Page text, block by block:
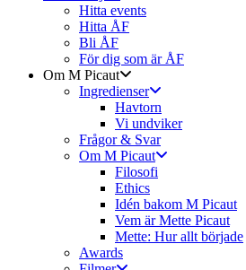
Hitta events
Hitta ÅF
Bli ÅF
För dig som är ÅF
Om M Picaut
Ingredienser
Havtorn
Vi undviker
Frågor & Svar
Om M Picaut
Filosofi
Ethics
Idén bakom M Picaut
Vem är Mette Picaut
Mette: Hur allt började
Awards